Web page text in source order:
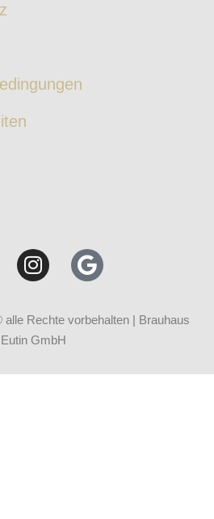
Rechte vorbehalten | Brauhaus
Eutin GmbH